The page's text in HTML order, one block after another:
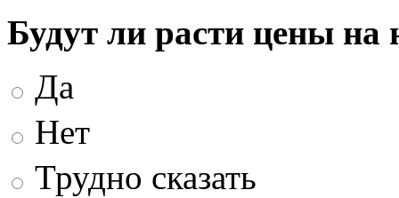
Будут ли расти цены
Да
Нет
Трудно сказать